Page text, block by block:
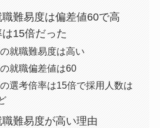
難易度は偏差値60で高
15倍だった
就職難易度は高い
就職偏差値は60
選考倍率は15倍で採用人数は
難易度が高い理由